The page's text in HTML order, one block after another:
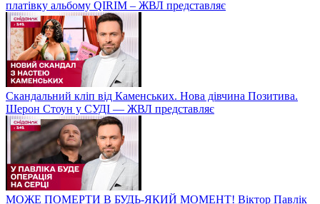
платівку альбому QIRIM – ЖВЛ представляє
Скандальний кліп від Каменських. Нова дівчина Позитива.
Шерон Стоун у СУДІ — ЖВЛ представляє
МОЖЕ ПОМЕРТИ В БУДЬ-ЯКИЙ МОМЕНТ! Віктор Павлік